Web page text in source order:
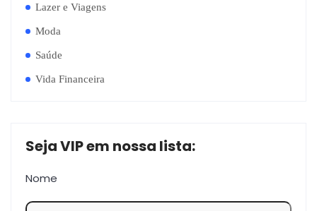
Lazer e Viagens
Moda
Saúde
Vida Financeira
Seja VIP em nossa lista:
Nome